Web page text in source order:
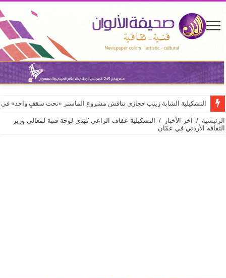
التشكيلية الشابة زينب حجازي تناقش مشروع الماستر «تحت سقفٍ واحد» في
الرئيسية / آخر الأخبار /
التشكيلية عفاف الراعي تُهدي لوحة فنية لمعالي وزير
الثقافة الأردني في عمّان